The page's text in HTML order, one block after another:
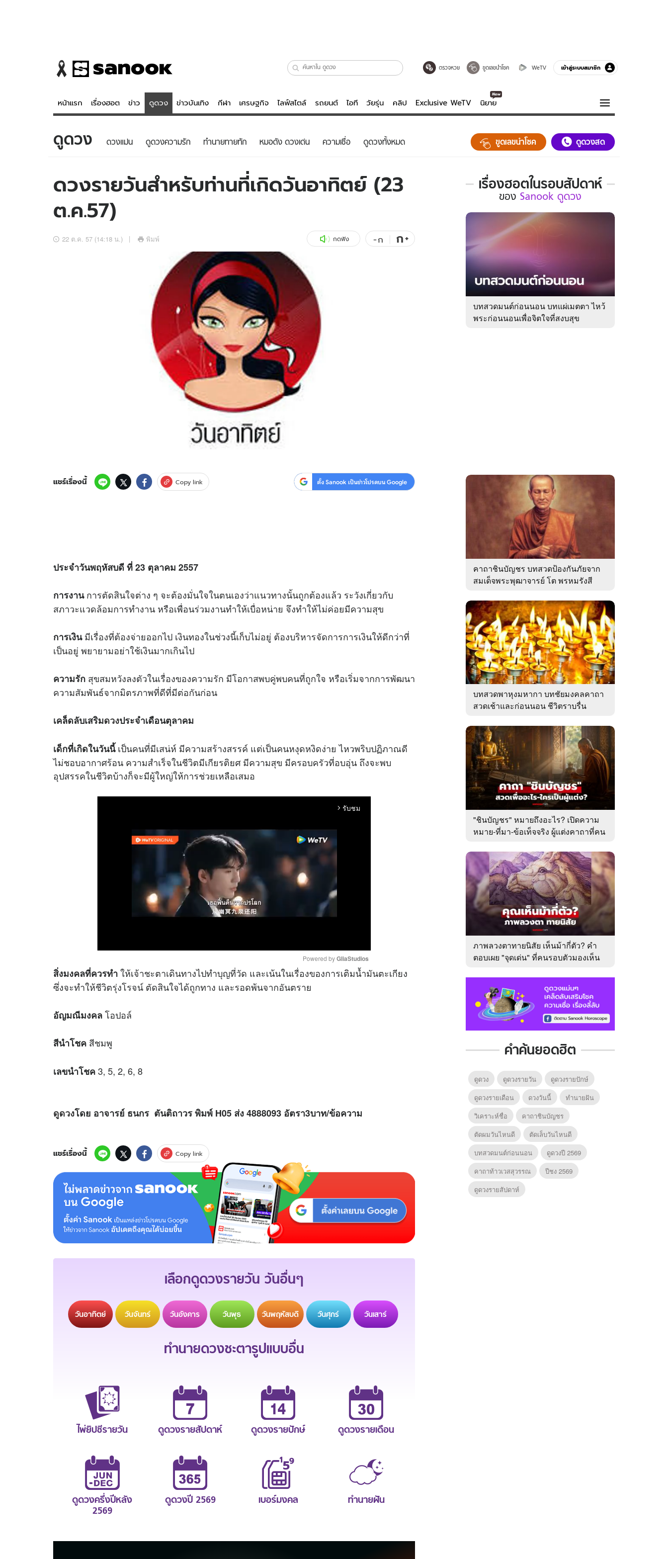
ตรวจหวย ขูดเลขนำโชค WeTV เข้าสู่ระบบสมาชิก
หน้าแรก เรื่องฮอต ข่าว ดูดวง ข่าวบันเทิง กีฬา เศรษฐกิจ ไลฟ์สไตล์ รถยนต์ ไอที วัยรุ่น คลิป Exclusive WeTV นิยาย
ข่าว
ข่าวบันเทิง
ข่าวกีฬา
ข่าวเศรษฐกิจ
อัปเดตจีน
ดูดวง - ตรวจหวย
สถิติหวยไทย
ไลฟ์สไตล์
วัยรุ่น
สุขภาพ
Tasteful Thailand
Sanook Choice
ดูทีวี
ความรู้รอบตัว
ฮาวทู
ติดตามสนุกโซเชียลได้ที่
บริษัท อิมเมจ ฟิวเจอร์ (ประเทศไทย) จำกัด
ดูดวง ดวงแม่น ดูดวงความรัก ทํานายทายทัก หมอดัง ดวงเด่น ความเชื่อ ดูดวงทั้งหมด ขูดเลขนำโชค ดูดวงสด
ดวงรายวันสำหรับท่านที่เกิดวันอาทิตย์ (23
ต.ค.57)
22 ต.ค. 57 (14:18 น.) พิมพ์ กดฟัง -ก ก+
แชร์เรื่องนี้ Copy link ตั้ง Sanook เป็นข่าวโปรดบน Google
ประจำวันพฤหัสบดี ที่ 23 ตุลาคม 2557
การงานการตัดสินใจต่าง ๆ จะต้องมั่นใจในตนเองว่าแนวทางนั้นถูกต้องแล้ว ระวังเกี่ยวกับ
สภาวะแวดล้อมการทำงาน หรือเพื่อนร่วมงานทำให้เบื่อหน่าย จึงทำให้ไม่ค่อยมีความสุข
การเงินมีเรื่องที่ต้องจ่ายออกไป เงินทองในช่วงนี้เก็บไม่อยู่ ต้องบริหารจัดการการเงินให้ดีกว่าที่
เป็นอยู่ พยายามอย่าใช้เงินมากเกินไป
ความรัก สุขสมหวังลงตัวในเรื่องของความรัก มีโอกาสพบคู่พบคนที่ถูกใจ หรือเริ่มจากการพัฒนา
ความสัมพันธ์จากมิตรภาพที่ดีที่มีต่อกันก่อน
เคล็ดลับเสริมดวงประจำเดือนตุลาคม
เด็กที่เกิดในวันนี้เป็นคนที่มีเสน่ห์ มีความสร้างสรรค์ แต่เป็นคนหงุดหงิดง่าย ไหวพริบปฏิภาณดี
ไม่ชอบอากาศร้อน ความสำเร็จในชีวิตมีเกียรติยศ มีความสุข มีครอบครัวที่อบอุ่น ถึงจะพบ
อุปสรรคในชีวิตบ้างก็จะมีผู้ใหญ่ให้การช่วยเหลือเสมอ
arrow_forward_ios รับชม
Powered by GliaStudios
สิ่งมงคลที่ควรทำให้เจ้าชะตาเดินทางไปทำบุญที่วัด และเน้นในเรื่องของการเติมน้ำมันตะเกียง
ซึ่งจะทำให้ชีวิตรุ่งโรจน์ ตัดสินใจได้ถูกทาง และรอดพ้นจากอันตราย
อัญมณีมงคลโอปอล์
สีนำโชค สีชมพู
เลขนำโชค3, 5, 2, 6, 8
ดูดวงโดย อาจารย์ ธนกร ตันติถาวร พิมพ์ H05 ส่ง 4888093 อัตรา3บาท/ข้อความ
แชร์เรื่องนี้ Copy link
เลือกดูดวงรายวัน วันอื่นๆ
วันอาทิตย์ วันจันทร์ วันอังคาร วันพุธ วันพฤหัสบดี วันศุกร์ วันเสาร์
ทำนายดวงชะตารูปแบบอื่น
ไพ่ยิปซีรายวัน ดูดวงรายสัปดาห์ ดูดวงรายปักษ์ ดูดวงรายเดือน
ดูดวงครึ่งปีหลัง
2569
ดูดวงปี 2569 เบอร์มงคล ทำนายฝัน
เรื่องฮอตในรอบสัปดาห์
เรื่อง
ใน
รอบ
ของ
Sanook
ดูด
ของ Sanook ดูดวง
บทสวดมนต์ก่อนนอน บทแผ่เมตตา ไหว้
พระก่อนนอนเพื่อจิตใจที่สงบสุข
คาถาชินบัญชร บทสวดป้องกันภัยจาก
สมเด็จพระพุฒาจารย์ โต พรหมรังสี
บทสวดพาหุงมหากา บทชัยมงคลคาถา
สวดเช้าและก่อนนอน ชีวิตราบรื่น
"ชินบัญชร" หมายถึงอะไร? เปิดความ
หมาย-ที่มา-ข้อเท็จจริง ผู้แต่งคาถาที่คน
ภาพลวงตาทายนิสัย เห็นม้ากี่ตัว? คำ
ตอบเผย "จุดเด่น" ที่คนรอบตัวมองเห็น
คำค้นยอดฮิต
ดูดวง ดูดวงรายวัน
ดูดวงรายปักษ์
ดูดวงรายเดือน
ดวงวันนี้
ทํานายฝัน
วิเคราะห์ชื่อ
คาถาชินบัญชร
ตัดผมวันไหนดี
ตัดเล็บวันไหนดี
บทสวดมนต์ก่อนนอน
ดูดวงปี 2569
คาถาท้าวเวสสุวรรณ
ปีชง 2569
ดูดวงรายสัปดาห์